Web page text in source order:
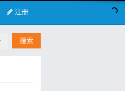
注册
搜索